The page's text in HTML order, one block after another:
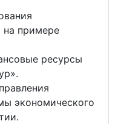
на примере
ресурсы
экономического